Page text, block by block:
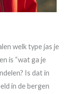
welk type jas je
is “wat ga je
Is dat in
in de bergen